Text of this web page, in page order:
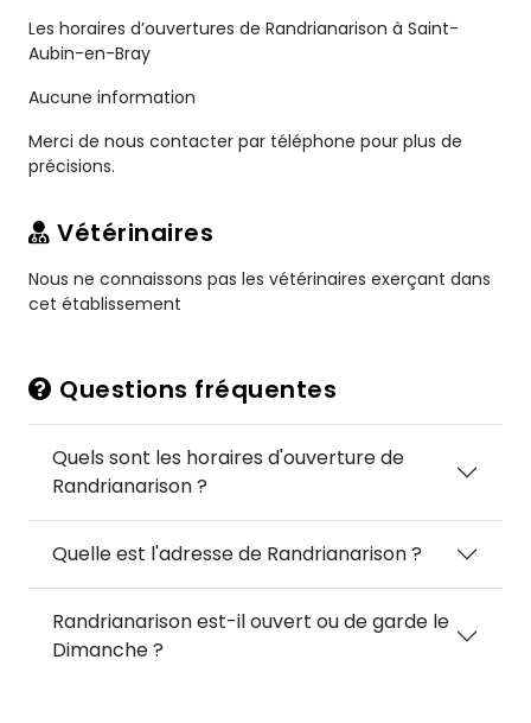
Les horaires d’ouvertures de Randrianarison à Saint-
Aubin-en-Bray
Aucune information
Merci de nous contacter par téléphone pour plus de
précisions.
Vétérinaires
Nous ne connaissons pas les vétérinaires exerçant dans
cet établissement
Questions fréquentes
Quels sont les horaires d'ouverture de
Randrianarison ?
Quelle est l'adresse de Randrianarison ?
Randrianarison est-il ouvert ou de garde le
Dimanche ?